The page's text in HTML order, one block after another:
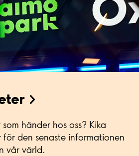
händer hos oss? Kika
den senaste informationen
vår värld.